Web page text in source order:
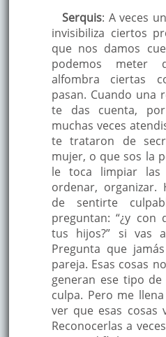
Serquis: A veces
invisibiliza ciertos
que nos damos
podemos meter
alfombra ciertas
pasan. Cuando una
te das cuenta,
muchas veces
te trataron de
mujer, o que sos la
le toca limpiar las
ordenar, organizar.
de sentirte
preguntan: “¿y con
tus hijos?” si vas
Pregunta que
pareja. Esas cosas
generan ese tipo
culpa. Pero me
ver que esas cosas
Reconocerlas a